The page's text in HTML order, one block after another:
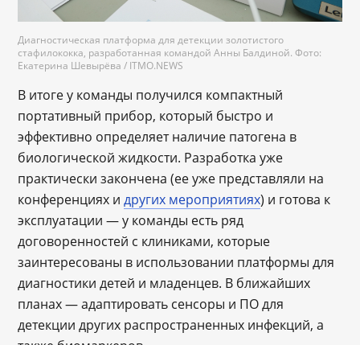
Диагностическая платформа для детекции золотистого
стафилококка, разработанная командой Анны Балдиной. Фото:
Екатерина Шевырёва / ITMO.NEWS
В итоге у команды получился компактный
портативный прибор, который быстро и
эффективно определяет наличие патогена в
биологической жидкости. Разработка уже
практически закончена (ее уже представляли на
конференциях идругих мероприятиях) и готова к
эксплуатации — у команды есть ряд
договоренностей с клиниками, которые
заинтересованы в использовании платформы для
диагностики детей и младенцев. В ближайших
планах — адаптировать сенсоры и ПО для
детекции других распространенных инфекций, а